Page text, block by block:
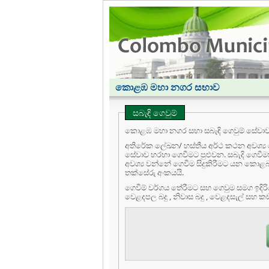
කොළඹ මහා නගර සභාව
සබැඳි ගෙවුම්
කොළඹ මහා නගර සභා සබැඳි ගෙවුම්
අතිරේක ලේඛන/ හස්තීය අර්ථ කථන අවශ්‍ය
සේවාව හරහා ගෙවීමට පුළුවන. සබැදි
අවශ්‍ය වන්නේ ගෙවීම සිදුකිරීමට යන කොළබ මහා නගර
තක්සේරු අංකයයි.
ගෙවීම් වර්ගය තේරීමට සහ ගෙවුම සමග